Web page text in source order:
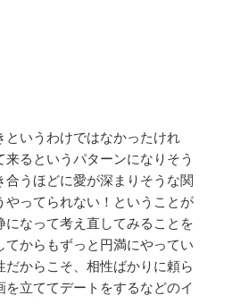
というわけではなかったけれ
るというパターンになりそう
合うほどに愛が深まりそうな関
やってられない！ということが
になって考え直してみることを
てからもずっと円満にやってい
だからこそ、相性ばかりに頼ら
を立ててデートをするなどのイ